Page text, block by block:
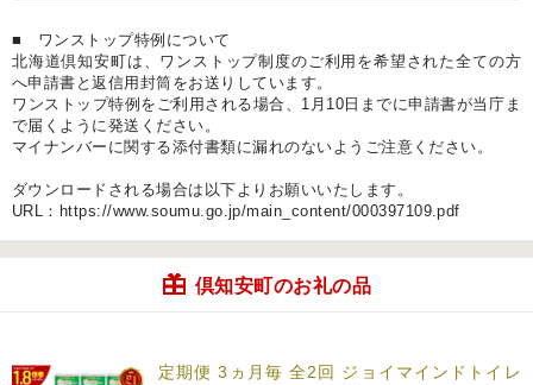
■ ワンストップ特例について
北海道倶知安町は、ワンストップ制度のご利用を希望された全ての方
へ申請書と返信用封筒をお送りしています。
ワンストップ特例をご利用される場合、1月10日までに申請書が当庁ま
で届くように発送ください。
マイナンバーに関する添付書類に漏れのないようご注意ください。
ダウンロードされる場合は以下よりお願いいたします。
URL：https://www.soumu.go.jp/main_content/000397109.pdf
倶知安町のお礼の品
定期便 3ヵ月毎 全2回 ジョイマインドトイレ